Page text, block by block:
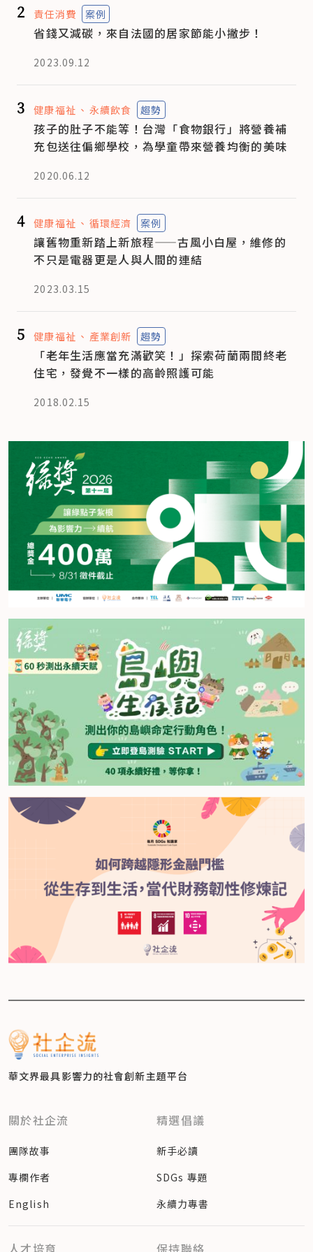
2 責任消費 案例
省錢又減碳，來自法國的居家節能小撇步！
2023.09.12
3 健康福祉 永續飲食 趨勢
孩子的肚子不能等！台灣「食物銀行」將營養補
充包送往偏鄉學校，為學童帶來營養均衡的美味
2020.06.12
4 健康福祉 循環經濟 案例
讓舊物重新踏上新旅程——古風小白屋，維修的
不只是電器更是人與人間的連結
2023.03.15
5 健康福祉 產業創新 趨勢
「老年生活應當充滿歡笑！」探索荷蘭兩間終老
住宅，發覺不一樣的高齡照護可能
2018.02.15
華文界最具影響力的社會創新主題平台
關於社企流
團隊故事
專欄作者
English
精選倡議
新手必讀
SDGs 專題
永續力專書
人才培育 保持聯絡